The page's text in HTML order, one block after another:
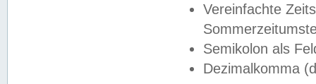
Vereinfachte
Semikolon als
Dezimalkomma